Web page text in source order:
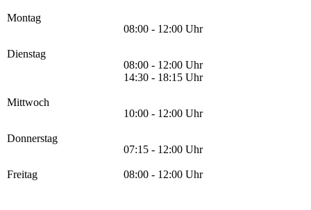
Montag
08:00 - 12:00 Uhr
Dienstag
08:00 - 12:00 Uhr
14:30 - 18:15 Uhr
Mittwoch
10:00 - 12:00 Uhr
Donnerstag
07:15 - 12:00 Uhr
Freitag 08:00 - 12:00 Uhr